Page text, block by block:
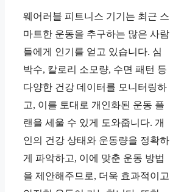
웨어러블 피트니스 기기는 최근 스
마트한 운동을 추구하는 많은 사람
들에게 인기를 얻고 있습니다. 심
박수, 칼로리 소모량, 수면 패턴 등
다양한 건강 데이터를 모니터링하
고, 이를 토대로 개인화된 운동 플
랜을 세울 수 있게 도와줍니다. 개
인의 건강 상태와 운동량을 정확하
게 파악하고, 이에 맞춘 운동 방법
을 제안해주므로, 더욱 효과적이고